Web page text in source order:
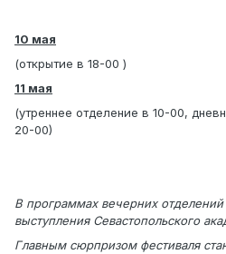
10 мая
(открытие в 18-00 )
11 мая
(утреннее отделение в 10-00,
20-00)
В программах вечерних отделений
выступления Севастопольского
Главным сюрпризом фестиваля